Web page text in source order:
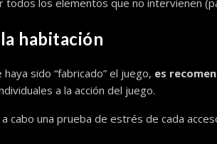
todos los elementos que no intervienen
habitación
haya sido “fabricado” el juego, es
a la acción del juego.
a cabo una prueba de estrés de cada